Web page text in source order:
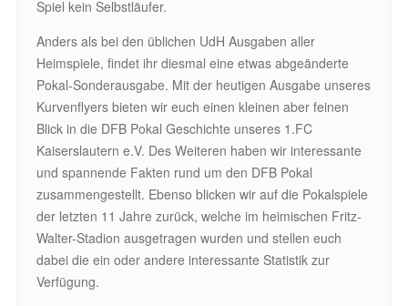
Spiel kein Selbstläufer.
Anders als bei den üblichen UdH Ausgaben aller
Heimspiele, findet ihr diesmal eine etwas abgeänderte
Pokal-Sonderausgabe. Mit der heutigen Ausgabe unseres
Kurvenflyers bieten wir euch einen kleinen aber feinen
Blick in die DFB Pokal Geschichte unseres 1.FC
Kaiserslautern e.V. Des Weiteren haben wir interessante
und spannende Fakten rund um den DFB Pokal
zusammengestellt. Ebenso blicken wir auf die Pokalspiele
der letzten 11 Jahre zurück, welche im heimischen Fritz-
Walter-Stadion ausgetragen wurden und stellen euch
dabei die ein oder andere interessante Statistik zur
Verfügung.